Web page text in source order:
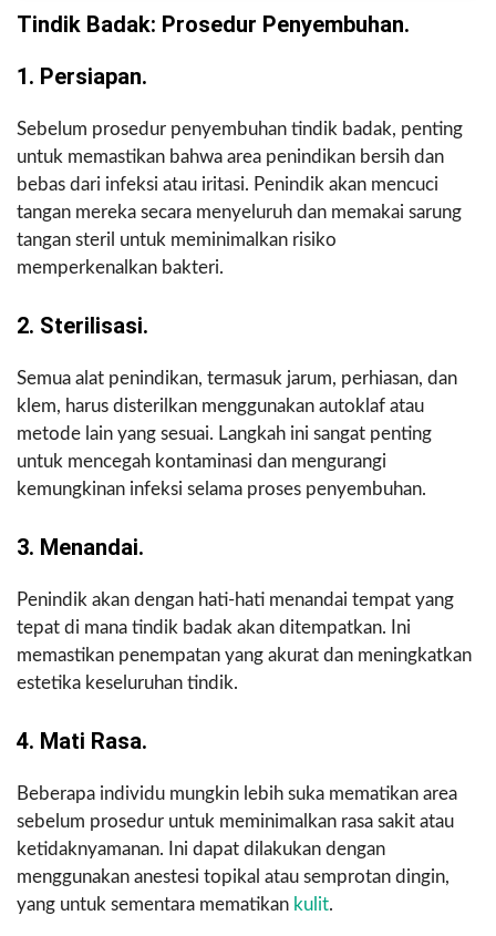
Tindik Badak: Prosedur Penyembuhan.
1. Persiapan.
Sebelum prosedur penyembuhan tindik badak, penting
untuk memastikan bahwa area penindikan bersih dan
bebas dari infeksi atau iritasi. Penindik akan mencuci
tangan mereka secara menyeluruh dan memakai sarung
tangan steril untuk meminimalkan risiko
memperkenalkan bakteri.
2. Sterilisasi.
Semua alat penindikan, termasuk jarum, perhiasan, dan
klem, harus disterilkan menggunakan autoklaf atau
metode lain yang sesuai. Langkah ini sangat penting
untuk mencegah kontaminasi dan mengurangi
kemungkinan infeksi selama proses penyembuhan.
3. Menandai.
Penindik akan dengan hati-hati menandai tempat yang
tepat di mana tindik badak akan ditempatkan. Ini
memastikan penempatan yang akurat dan meningkatkan
estetika keseluruhan tindik.
4. Mati Rasa.
Beberapa individu mungkin lebih suka mematikan area
sebelum prosedur untuk meminimalkan rasa sakit atau
ketidaknyamanan. Ini dapat dilakukan dengan
menggunakan anestesi topikal atau semprotan dingin,
yang untuk sementara mematikan kulit.